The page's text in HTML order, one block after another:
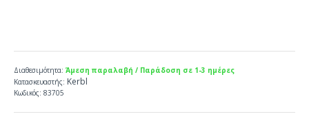
Διαθεσιμότητα: Άμεση παραλαβή / Παράδοση σε 1-3 ημέρες
Κατασκευαστής: Kerbl
Κωδικός: 83705